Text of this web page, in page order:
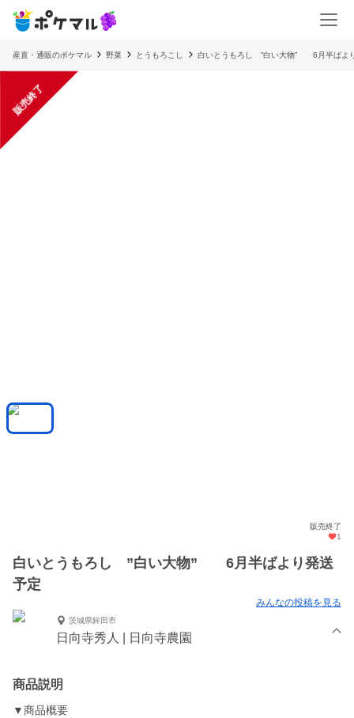
産直・通販のポケマル 野菜 とうもろこし 白いとうもろし ”白い大物” 6月半ばよ
販売終了
販売終了
1
白いとうもろし ”白い大物” 6月半ばより発送
予定
みんなの投稿を見る
茨城県鉾田市
日向寺秀人 | 日向寺農園
商品説明
▼商品概要